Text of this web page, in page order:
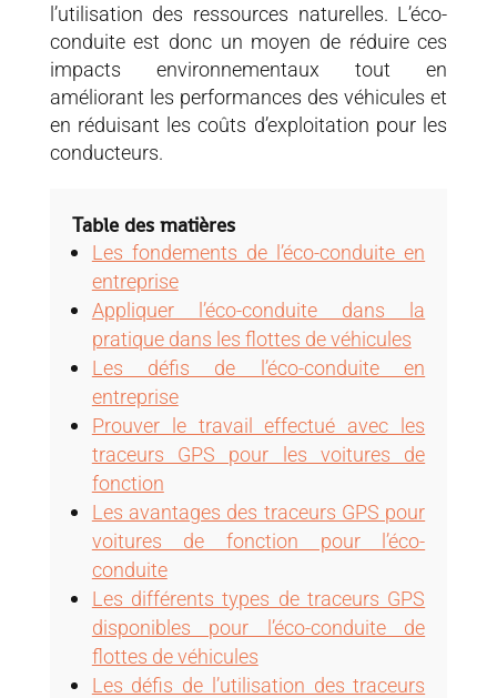
l’utilisation des ressources naturelles. L’éco-
conduite est donc un moyen de réduire ces
impacts environnementaux tout en
améliorant les performances des véhicules et
en réduisant les coûts d’exploitation pour les
conducteurs.
Table des matières
Les fondements de l’éco-conduite en
entreprise
Appliquer l’éco-conduite dans la
pratique dans les flottes de véhicules
Les défis de l’éco-conduite en
entreprise
Prouver le travail effectué avec les
traceurs GPS pour les voitures de
fonction
Les avantages des traceurs GPS pour
voitures de fonction pour l’éco-
conduite
Les différents types de traceurs GPS
disponibles pour l’éco-conduite de
flottes de véhicules
Les défis de l’utilisation des traceurs